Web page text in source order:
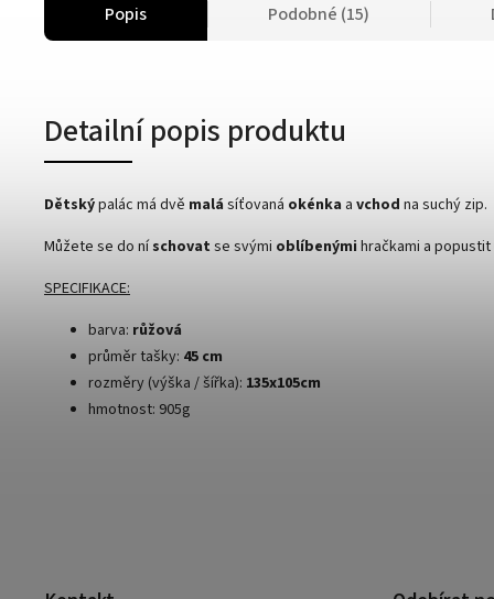
Popis Podobné (15)
Detailní popis produktu
Dětskýpalác má dvě malásíťovaná okénka a vchod na suchý zip.
Můžete se do níschovatse svými oblíbenými hračkami a
SPECIFIKACE:
barva: růžová
průměr tašky: 45 cm
rozměry (výška / šířka): 135x105cm
hmotnost: 905g